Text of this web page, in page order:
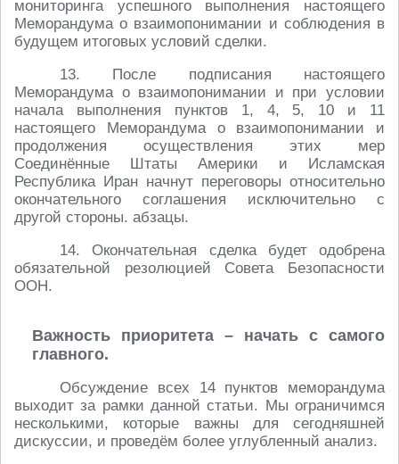
мониторинга успешного выполнения настоящего
Меморандума о взаимопонимании и соблюдения в
будущем итоговых условий сделки.
13. После подписания настоящего
Меморандума о взаимопонимании и при условии
начала выполнения пунктов 1, 4, 5, 10 и 11
настоящего Меморандума о взаимопонимании и
продолжения осуществления этих мер
Соединённые Штаты Америки и Исламская
Республика Иран начнут переговоры относительно
окончательного соглашения исключительно с
другой стороны. абзацы.
14. Окончательная сделка будет одобрена
обязательной резолюцией Совета Безопасности
ООН.
Важность приоритета – начать с самого
главного.
Обсуждение всех 14 пунктов меморандума
выходит за рамки данной статьи. Мы ограничимся
несколькими, которые важны для сегодняшней
дискуссии, и проведём более углубленный анализ.